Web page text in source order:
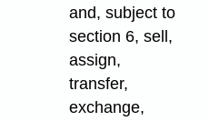
and, subject to
section 6, sell,
assign,
transfer,
exchange,